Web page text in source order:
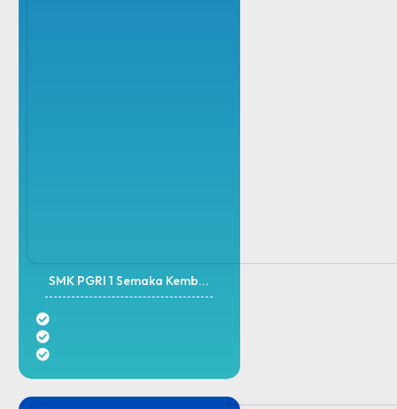
SMK PGRI 1 Semaka Kemb...